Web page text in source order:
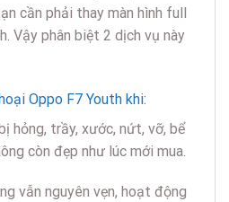
cần phải thay màn hình full
Vậy phân biệt 2 dịch vụ này
Oppo F7 Youth khi:
hỏng, trầy, xước, nứt, vỡ, bể
còn đẹp như lúc mới mua.
vẫn nguyên vẹn, hoạt động